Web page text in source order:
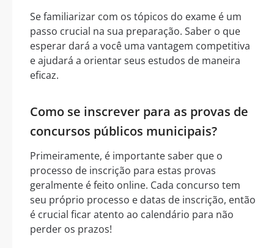
Se familiarizar com os tópicos do exame é um
passo crucial na sua preparação. Saber o que
esperar dará a você uma vantagem competitiva
e ajudará a orientar seus estudos de maneira
eficaz.
Como se inscrever para as provas de
concursos públicos municipais?
Primeiramente, é importante saber que o
processo de inscrição para estas provas
geralmente é feito online. Cada concurso tem
seu próprio processo e datas de inscrição, então
é crucial ficar atento ao calendário para não
perder os prazos!